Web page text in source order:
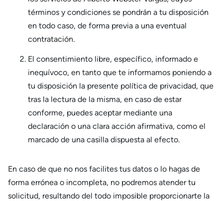
términos y condiciones se pondrán a tu disposición
en todo caso, de forma previa a una eventual
contratación.
El consentimiento libre, específico, informado e
inequívoco, en tanto que te informamos poniendo a
tu disposición la presente política de privacidad, que
tras la lectura de la misma, en caso de estar
conforme, puedes aceptar mediante una
declaración o una clara acción afirmativa, como el
marcado de una casilla dispuesta al efecto.
En caso de que no nos facilites tus datos o lo hagas de
forma errónea o incompleta, no podremos atender tu
solicitud, resultando del todo imposible proporcionarte la